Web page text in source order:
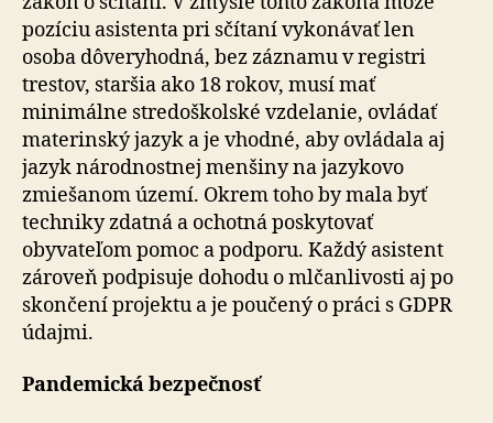
pozíciu asistenta pri sčítaní vykonávať len
osoba dôveryhodná, bez záznamu v registri
trestov, staršia ako 18 rokov, musí mať
minimálne stredoškolské vzdelanie, ovládať
materinský jazyk a je vhodné, aby ovládala aj
jazyk národnostnej menšiny na jazykovo
zmiešanom území. Okrem toho by mala byť
techniky zdatná a ochotná poskytovať
obyvateľom pomoc a podporu. Každý asistent
zároveň podpisuje dohodu o mlčanlivosti aj po
skončení projektu a je poučený o práci s GDPR
údajmi.
Pandemická bezpečnosť